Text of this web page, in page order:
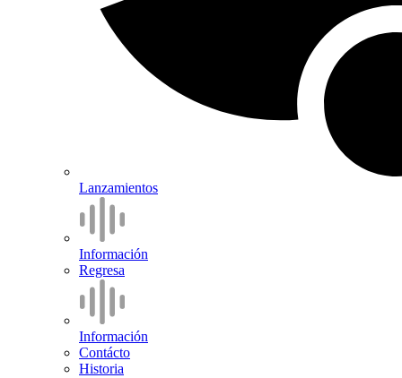
Lanzamientos
Información
Regresa
Información
Contácto
Historia